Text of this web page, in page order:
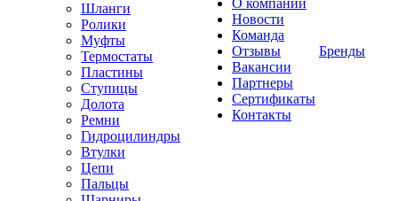
Шланги
Ролики
Муфты
Термостаты
Пластины
Ступицы
Долота
Ремни
Гидроцилиндры
Втулки
Цепи
Пальцы
О компании
Новости
Команда
Отзывы
Вакансии
Партнеры
Сертификаты
Контакты
Бренды